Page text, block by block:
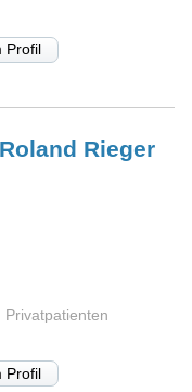
Profil
Rieger
Privatpatienten
Profil